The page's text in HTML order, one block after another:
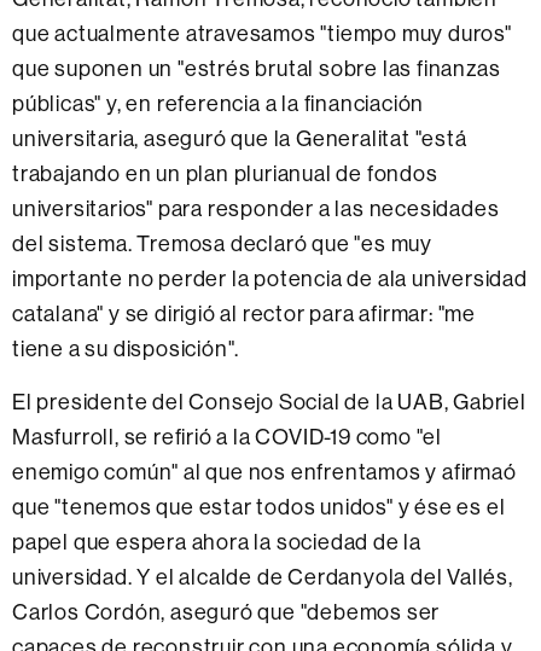
que actualmente atravesamos "tiempo muy duros"
que suponen un "estrés brutal sobre las finanzas
públicas" y, en referencia a la financiación
universitaria, aseguró que la Generalitat "está
trabajando en un plan plurianual de fondos
universitarios" para responder a las necesidades
del sistema. Tremosa declaró que "es muy
importante no perder la potencia de ala universidad
catalana" y se dirigió al rector para afirmar: "me
tiene a su disposición".
El presidente del Consejo Social de la UAB, Gabriel
Masfurroll, se refirió a la COVID-19 como "el
enemigo común" al que nos enfrentamos y afirmaó
que "tenemos que estar todos unidos" y ése es el
papel que espera ahora la sociedad de la
universidad. Y el alcalde de Cerdanyola del Vallés,
Carlos Cordón, aseguró que "debemos ser